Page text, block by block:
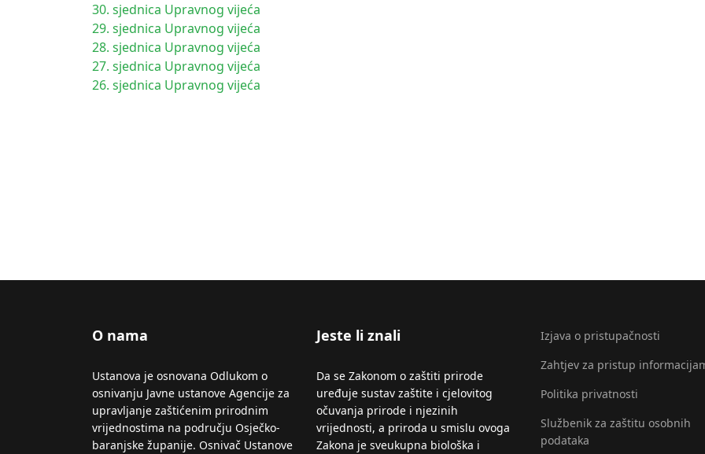
30. sjednica Upravnog vijeća
29. sjednica Upravnog vijeća
28. sjednica Upravnog vijeća
27. sjednica Upravnog vijeća
26. sjednica Upravnog vijeća
O nama
Ustanova je osnovana Odlukom o
osnivanju Javne ustanove Agencije za
upravljanje zaštićenim prirodnim
vrijednostima na području Osječko-
baranjske županije. Osnivač Ustanove
Jeste li znali
Da se Zakonom o zaštiti prirode
uređuje sustav zaštite i cjelovitog
očuvanja prirode i njezinih
vrijednosti, a priroda u smislu ovoga
Zakona je sveukupna biološka i
Izjava o pristupačnosti
Zahtjev za pristup
Politika privatnosti
Službenik za zaštitu osobnih
podataka